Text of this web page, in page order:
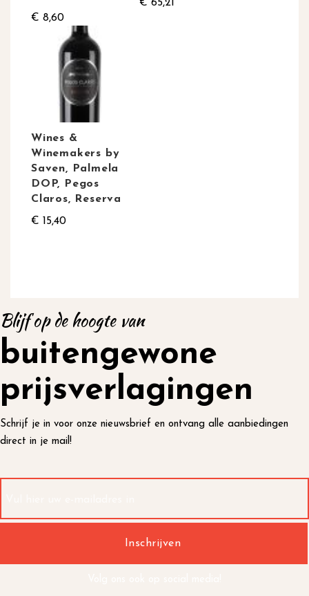
€ 8,60
€ 65,21
Wines &
Winemakers by
Saven, Palmela
DOP, Pegos
Claros, Reserva
€ 15,40
Blijf op de hoogte van
buitengewone
prijsverlagingen
Schrijf je in voor onze nieuwsbrief en ontvang alle aanbiedingen
direct in je mail!